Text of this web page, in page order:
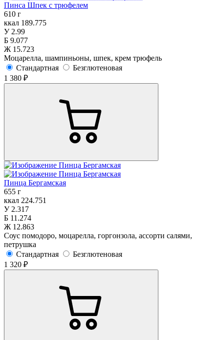
Пинса Шпек с трюфелем
610 г
ккал 189.775
У2.99
Б 9.077
Ж 15.723
Моцарелла, шампиньоны, шпек, крем трюфель
Стандартная
Безглютеновая
1 380 ₽
Пинца Бергамская
655 г
ккал 224.751
У2.317
Б 11.274
Ж 12.863
Соус помодоро, моцарелла, горгонзола, ассорти салями,
петрушка
Стандартная
Безглютеновая
1 320 ₽